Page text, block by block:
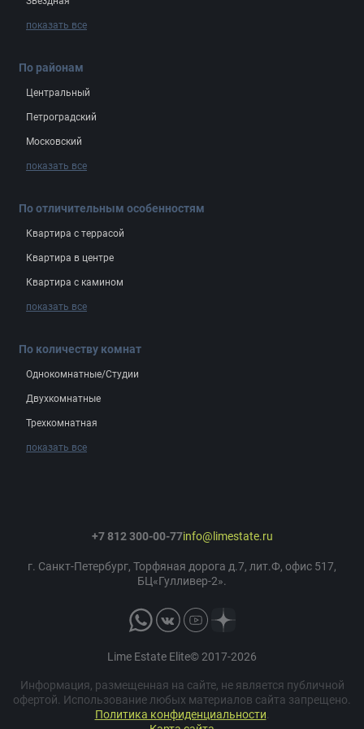
показать все
По районам
Центральный
Петроградский
Московский
показать все
По отличительным особенностям
Квартира с террасой
Квартира в центре
Квартира с камином
показать все
По количеству комнат
Однокомнатные/Студии
Двухкомнатные
Трехкомнатная
показать все
Lime Estate Elite© 2017-2026
Информация, размещенная на сайте, не является публичной
офертой. Использование любых материалов сайта запрещено.
Политика конфиденциальности
+7 812 300-00-77info@limestate.ru
г. Санкт-Петербург, Торфяная дорога д.7, лит.Ф, офис 517,
БЦ«Гулливер-2».